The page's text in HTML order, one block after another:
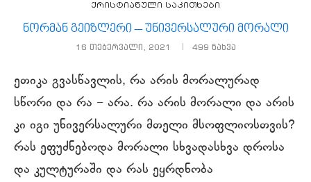
ქრისტიანული საკითხები
ნორმან გეიზლერი – უნივერსალური მორალი
16 თებერვალი, 2021 499 ნახვა
ეთიკა გვასწავლის, რა არის მორალურად
სწორი და რა − არა. რა არის მორალი და არის
კი იგი უნივერსალური მთელი მსოფლიოსთვის?
რას ეფუძნებოდა მორალი სხვადასხვა დროსა
და კულტურაში და რას ეყრდნობა